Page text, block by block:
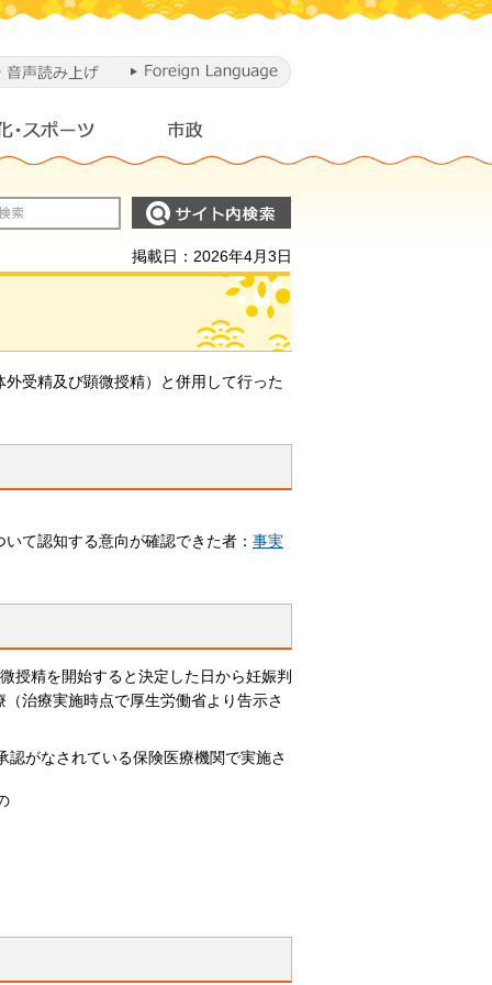
掲載日：2026年4月3日
受精及び顕微授精）と併用して行った
て認知する意向が確認できた者： 事実
授精を開始すると決定した日から妊娠判
治療実施時点で厚生労働省より告示さ
がなされている保険医療機関で実施さ